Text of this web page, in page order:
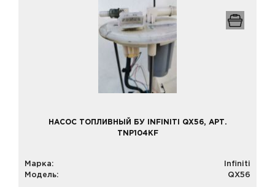
НАСОС ТОПЛИВНЫЙ БУ INFINITI QX56, АРТ.
TNP104KF
Марка:
Infiniti
Модель:
QX56